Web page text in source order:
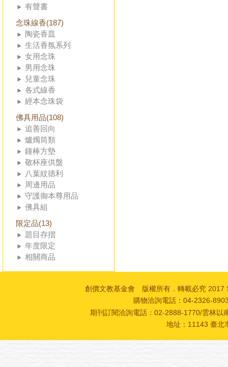
有聲書
念珠線香(187)
陶瓷香皿
生活香氛系列
女用念珠
男用念珠
兒童念珠
各式線香
經本念珠袋
佛具用品(108)
追善回向
爐燭筒類
鐘棒方墊
敬杯座供盤
八葉紋德利
周邊用品
守護御本尊用品
佛具組
限定品(13)
題目存摺
年度限定
相關商品
創價文教基金會 版權所有．轉載必究 2017
購物洽詢電話：04-2326-
期刊訂閱洽詢電話：02-2888-1770/雲林
地址：11143 臺北